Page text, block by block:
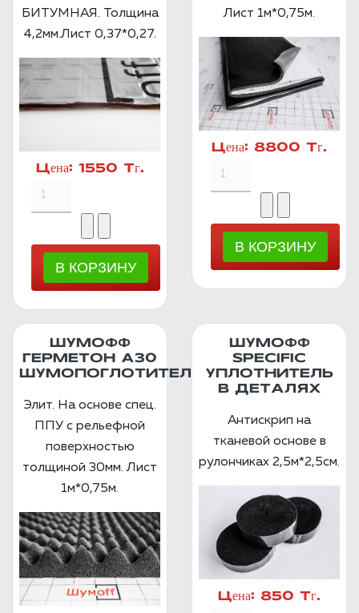
БИТУМНАЯ. Толщина
4,2мм.Лист 0,37*0,27.
Цена: 1550 Тг.
Лист 1м*0,75м.
Цена: 8800 Тг.
ШУМОФФ
ГЕРМЕТОН А30
ШУМОПОГЛОТИТЕЛЬ
Элит. На основе спец.
ППУ с рельефной
поверхностью
толщиной 30мм. Лист
1м*0,75м.
ШУМОФФ
SPECIFIC
УПЛОТНИТЕЛЬ
В ДЕТАЛЯХ
Антискрип на
тканевой основе в
рулончиках 2,5м*2,5см.
Цена: 850 Тг.